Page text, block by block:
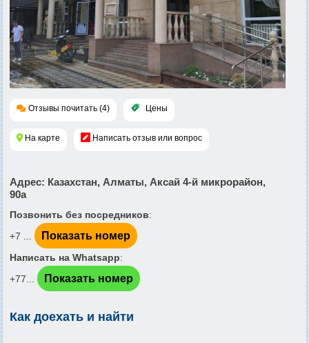
Отзывы почитать (4) Цены
На карте Написать отзыв или вопрос
Адрес: Казахстан, Алматы, Аксай 4-й микрорайон,
90а
Позвонить без посредников:
+7 ...
Показать номер
Написать на Whatsapp:
+77...
Показать номер
Как доехать и найти